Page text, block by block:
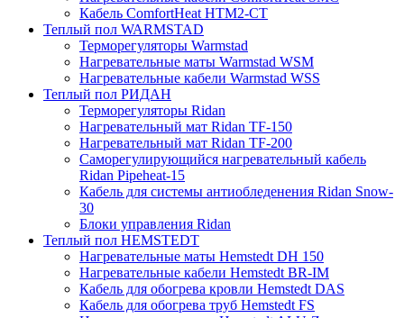
Кабель ComfortHeat HTM2-CT
Теплый пол WARMSTAD
Терморегуляторы Warmstad
Нагревательные маты Warmstad WSM
Нагревательные кабели Warmstad WSS
Теплый пол РИДАН
Терморегуляторы Ridan
Нагревательный мат Ridan TF-150
Нагревательный мат Ridan TF-200
Саморегулирующийся нагревательный кабель
Ridan Pipeheat-15
Кабель для системы антиобледенения Ridan Snow-
30
Блоки управления Ridan
Теплый пол HEMSTEDT
Нагревательные маты Hemstedt DH 150
Нагревательные кабели Hemstedt BR-IM
Кабель для обогрева кровли Hemstedt DAS
Кабель для обогрева труб Hemstedt FS